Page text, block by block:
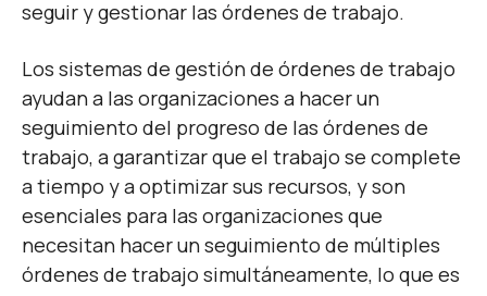
seguir y gestionar las órdenes de trabajo.
Los sistemas de gestión de órdenes de trabajo
ayudan a las organizaciones a hacer un
seguimiento del progreso de las órdenes de
trabajo, a garantizar que el trabajo se complete
a tiempo y a optimizar sus recursos, y son
esenciales para las organizaciones que
necesitan hacer un seguimiento de múltiples
órdenes de trabajo simultáneamente, lo que es